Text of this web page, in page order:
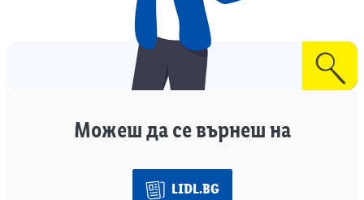
Можеш да се върнеш на
LIDL.BG